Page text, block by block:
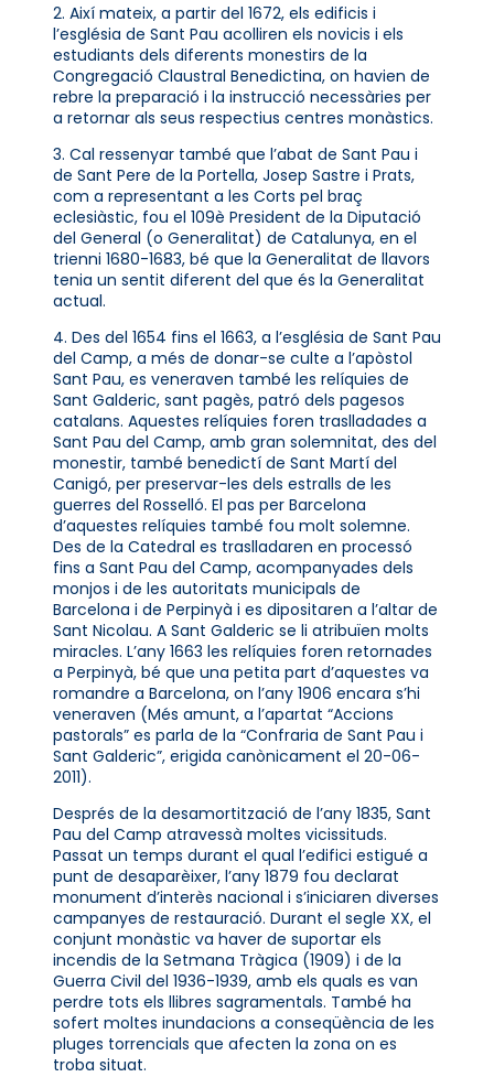
2. Així mateix, a partir del 1672, els edificis i
l’església de Sant Pau acolliren els novicis i els
estudiants dels diferents monestirs de la
Congregació Claustral Benedictina, on havien de
rebre la preparació i la instrucció necessàries per
a retornar als seus respectius centres monàstics.
3. Cal ressenyar també que l’abat de Sant Pau i
de Sant Pere de la Portella, Josep Sastre i Prats,
com a representant a les Corts pel braç
eclesiàstic, fou el 109è President de la Diputació
del General (o Generalitat) de Catalunya, en el
trienni 1680-1683, bé que la Generalitat de llavors
tenia un sentit diferent del que és la Generalitat
actual.
4. Des del 1654 fins el 1663, a l’església de Sant Pau
del Camp, a més de donar-se culte a l’apòstol
Sant Pau, es veneraven també les relíquies de
Sant Galderic, sant pagès, patró dels pagesos
catalans. Aquestes relíquies foren traslladades a
Sant Pau del Camp, amb gran solemnitat, des del
monestir, també benedictí de Sant Martí del
Canigó, per preservar-les dels estralls de les
guerres del Rosselló. El pas per Barcelona
d’aquestes relíquies també fou molt solemne.
Des de la Catedral es traslladaren en processó
fins a Sant Pau del Camp, acompanyades dels
monjos i de les autoritats municipals de
Barcelona i de Perpinyà i es dipositaren a l’altar de
Sant Nicolau. A Sant Galderic se li atribuïen molts
miracles. L’any 1663 les relíquies foren retornades
a Perpinyà, bé que una petita part d’aquestes va
romandre a Barcelona, on l’any 1906 encara s’hi
veneraven (Més amunt, a l’apartat “Accions
pastorals” es parla de la “Confraria de Sant Pau i
Sant Galderic”, erigida canònicament el 20-06-
2011).
Després de la desamortització de l’any 1835, Sant
Pau del Camp atravessà moltes vicissituds.
Passat un temps durant el qual l’edifici estigué a
punt de desaparèixer, l’any 1879 fou declarat
monument d’interès nacional i s’iniciaren diverses
campanyes de restauració. Durant el segle XX, el
conjunt monàstic va haver de suportar els
incendis de la Setmana Tràgica (1909) i de la
Guerra Civil del 1936-1939, amb els quals es van
perdre tots els llibres sagramentals. També ha
sofert moltes inundacions a conseqüència de les
pluges torrencials que afecten la zona on es
troba situat.